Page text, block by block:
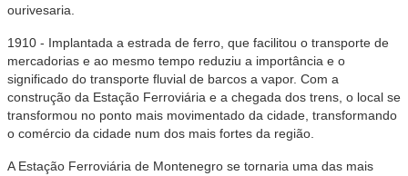
ourivesaria.
1910 - Implantada a estrada de ferro, que facilitou o transporte de
mercadorias e ao mesmo tempo reduziu a importância e o
significado do transporte fluvial de barcos a vapor. Com a
construção da Estação Ferroviária e a chegada dos trens, o local se
transformou no ponto mais movimentado da cidade, transformando
o comércio da cidade num dos mais fortes da região.
A Estação Ferroviária de Montenegro se tornaria uma das mais